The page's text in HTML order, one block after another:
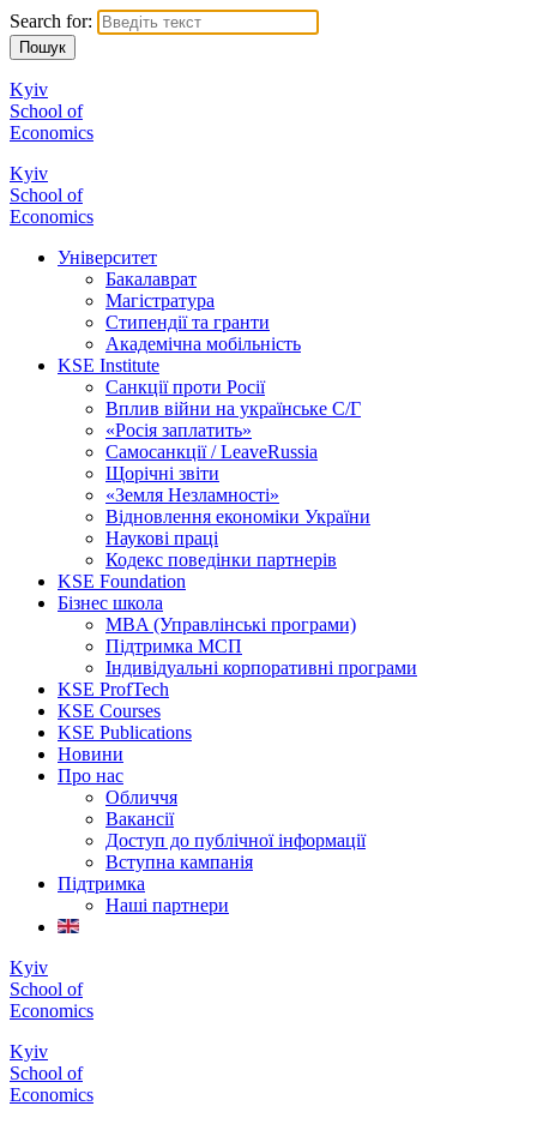
Search for:
Kyiv
School of
Economics
Kyiv
School of
Economics
Університет
Бакалаврат
Магістратура
Стипендії та гранти
Академічна мобільність
KSE Institute
Санкції проти Росії
Вплив війни на українське С/Г
«Росія заплатить»
Самосанкції / LeaveRussia
Щорічні звіти
«Земля Незламності»
Відновлення економіки України
Наукові праці
Кодекс поведінки партнерів
KSE Foundation
Бізнес школа
MBA (Управлінські програми)
Підтримка МСП
Індивідуальні корпоративні програми
KSE ProfTech
KSE Courses
KSE Publications
Новини
Про нас
Обличчя
Вакансії
Доступ до публічної інформації
Вступна кампанія
Підтримка
Наші партнери
Kyiv
School of
Economics
Kyiv
School of
Economics